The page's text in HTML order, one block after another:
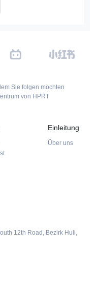
Sie folgen möchten
von HPRT
Einleitung
Über uns
12th Road, Bezirk Huli,